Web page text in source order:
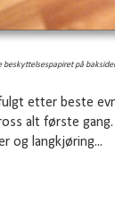
beskyttelsespapiret på
etter beste
alt første
og langkjøring...